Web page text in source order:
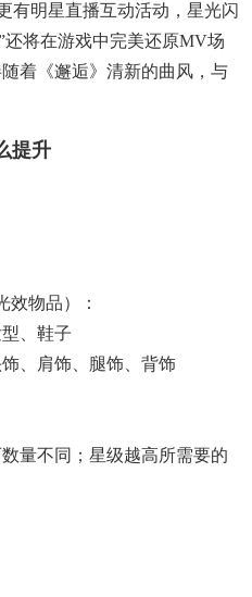
有明星直播互动活动，星光闪
将在游戏中完美还原MV场
着《邂逅》清新的曲风，与
提升
效物品）：
、鞋子
、肩饰、腿饰、背饰
量不同；星级越高所需要的